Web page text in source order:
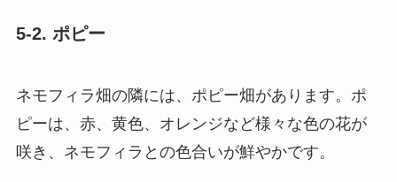
5-2. ポピー
ネモフィラ畑の隣には、ポピー畑があります。ポ
ピーは、赤、黄色、オレンジなど様々な色の花が
咲き、ネモフィラとの色合いが鮮やかです。